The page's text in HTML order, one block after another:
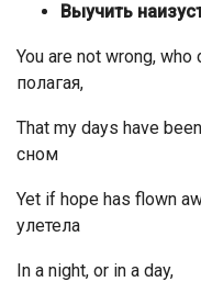
Выучить
You are not wrong,
полагая,
That my days have
сном
Yet if hope has
улетела
In a night, or in a